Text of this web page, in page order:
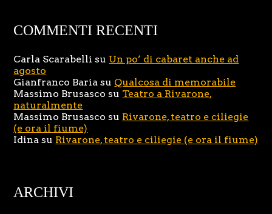
COMMENTI RECENTI
Carla Scarabelli su Un po’ di cabaret anche ad
agosto
Gianfranco Baria su Qualcosa di memorabile
Massimo Brusasco su Teatro a Rivarone,
naturalmente
Massimo Brusasco su Rivarone, teatro e ciliegie
(e ora il fiume)
Idina su Rivarone, teatro e ciliegie (e ora il fiume)
ARCHIVI